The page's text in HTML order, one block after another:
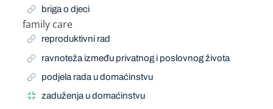
briga o djeci
family care
Related Term
reproduktivni rad
ravnoteža između privatnog i poslovnog života
podjela rada u domaćinstvu
zaduženja u domaćinstvu